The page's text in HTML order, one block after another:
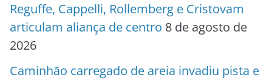
Reguffe, Cappelli, Rollemberg e Cristovam
articulam aliança de centro 8 de agosto de
2026
Caminhão carregado de areia invadiu pista e